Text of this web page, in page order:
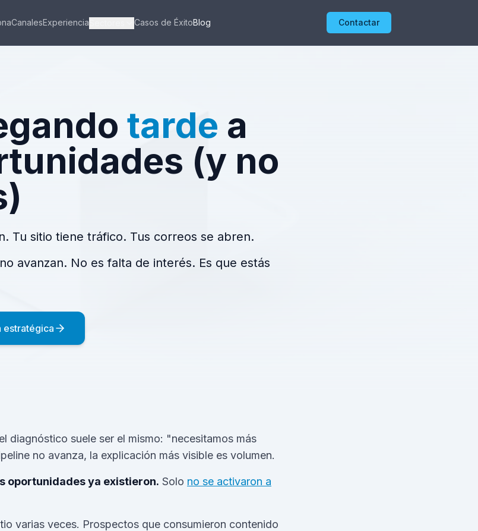
CanalesExperiencia Casos de ÉxitoBlog Contactar
tarde a
(y no
Tu sitio tiene tráfico. Tus correos se abren.
avanzan. No es falta de interés. Es que estás
estratégica
diagnóstico suele ser el mismo: "necesitamos más
no avanza, la explicación más visible es volumen.
oportunidades ya existieron. Solo no se activaron a
varias veces. Prospectos que consumieron contenido